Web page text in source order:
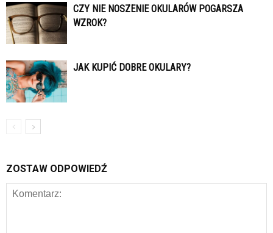
CZY NIE NOSZENIE OKULARÓW POGARSZA
WZROK?
JAK KUPIĆ DOBRE OKULARY?
ZOSTAW ODPOWIEDŹ